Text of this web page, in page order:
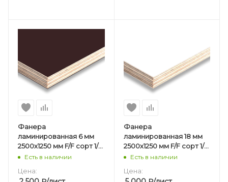
Фанера
ламинированная 6 мм
2500х1250 мм F/F сорт 1/1
березовая
Есть в наличии
Цена:
Фанера
ламинированная 18 мм
2500х1250 мм F/F сорт 1/1
березовая Белая
Есть в наличии
Цена: